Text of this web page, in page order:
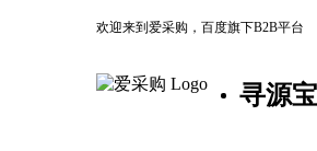
欢迎来到爱采购，百度旗下B2B平台
寻源